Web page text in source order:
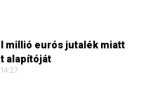
millió eurós jutalék miatt
alapítóját